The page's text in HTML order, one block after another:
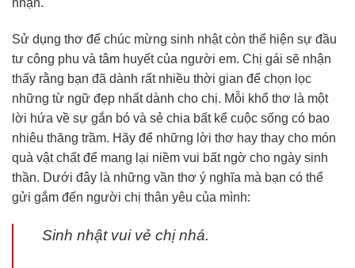
nhận.
Sử dụng thơ để chúc mừng sinh nhật còn thể hiện sự đầu
tư công phu và tâm huyết của người em. Chị gái sẽ nhận
thấy rằng bạn đã dành rất nhiều thời gian để chọn lọc
những từ ngữ đẹp nhất dành cho chị. Mỗi khổ thơ là một
lời hứa về sự gắn bó và sẻ chia bất kể cuộc sống có bao
nhiêu thăng trầm. Hãy để những lời thơ hay thay cho món
quà vật chất để mang lại niềm vui bất ngờ cho ngày sinh
thần. Dưới đây là những vần thơ ý nghĩa mà bạn có thể
gửi gắm đến người chị thân yêu của mình:
Sinh nhật vui vẻ chị nhá.